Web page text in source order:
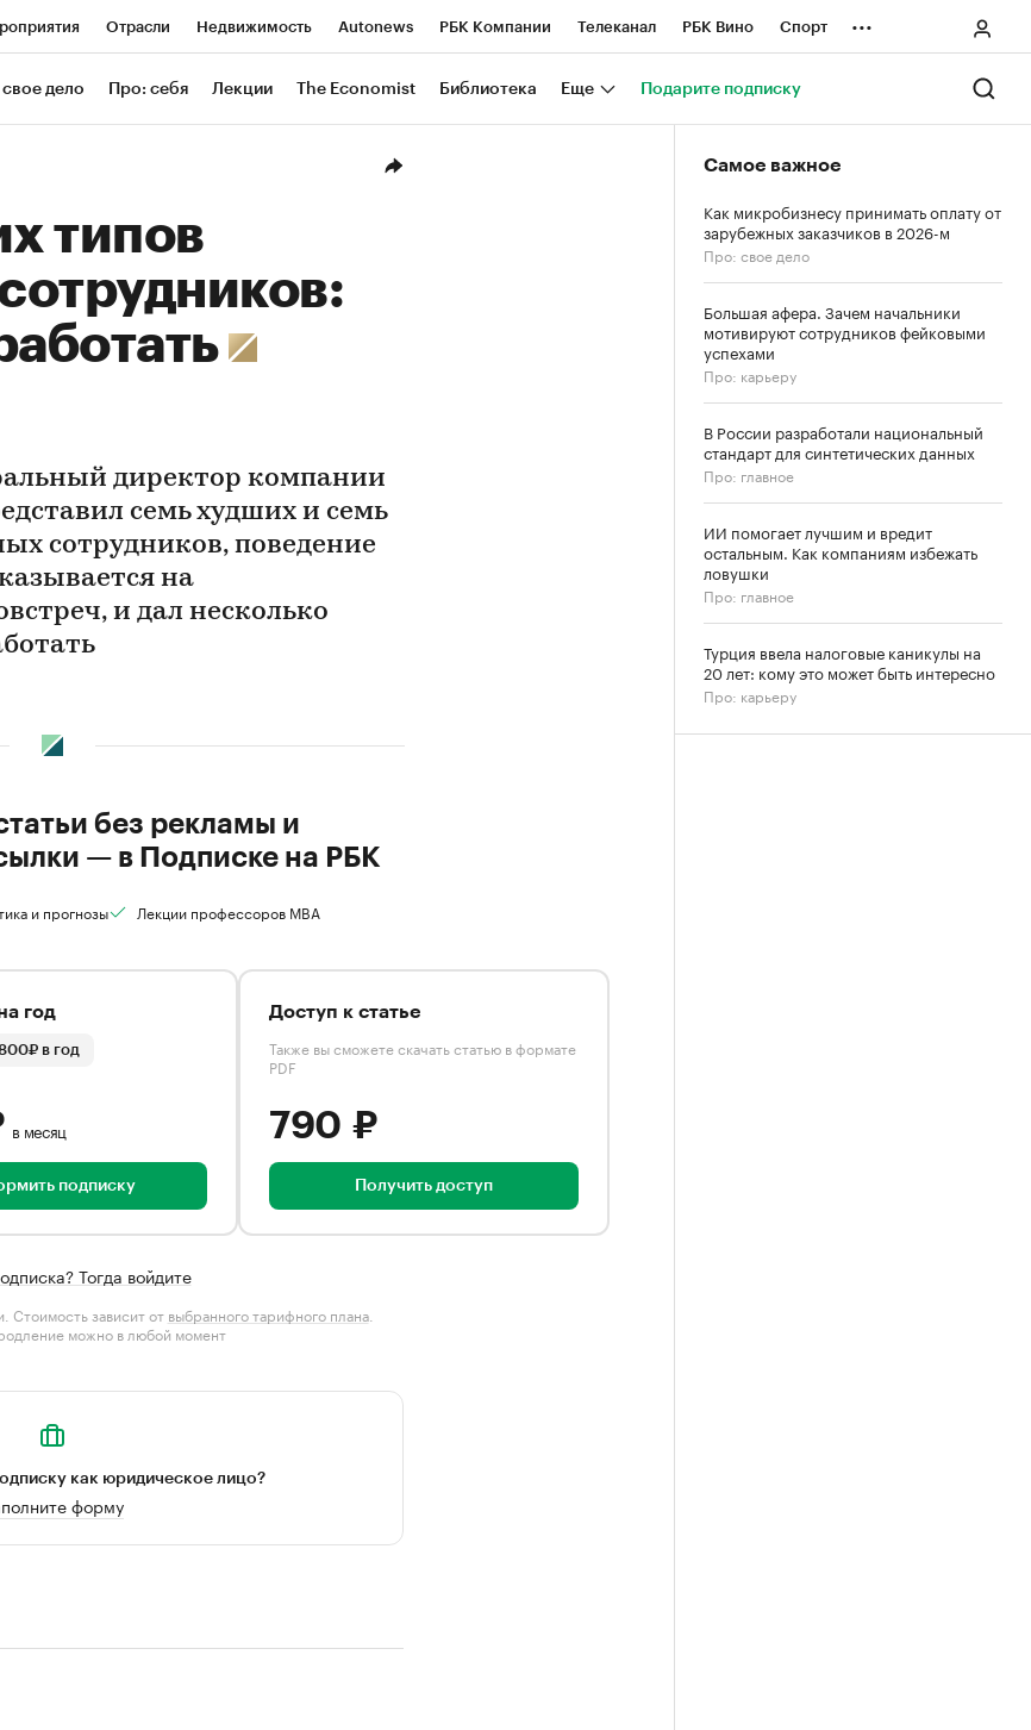
Отрасли Недвижимость Autonews РБК Компании Телеканал РБК Вино Спорт
РБК Life Тренды Визионеры Национальные проекты Город
...
дело Про: себя Лекции The Economist Библиотека Еще Подарите подписку
типов
директор компании
семь худших и семь
сотрудников, поведение
на
и дал несколько
без рекламы и
— в Подписке на РБК
и прогнозы Лекции профессоров MBA
год
в год
в месяц
подписку
Доступ к статье
Также вы сможете скачать статью в формате
PDF
790 ₽
Получить доступ
Тогда войдите
Стоимость зависит от выбранного тарифного плана.
можно в любой момент
как юридическое лицо?
форму
Самое важное
Как микробизнесу принимать оплату от
зарубежных заказчиков в 2026-м
Про: свое дело
Большая афера. Зачем начальники
мотивируют сотрудников фейковыми
успехами
Про: карьеру
В России разработали национальный
стандарт для синтетических данных
Про: главное
ИИ помогает лучшим и вредит
остальным. Как компаниям избежать
ловушки
Про: главное
Турция ввела налоговые каникулы на
20 лет: кому это может быть интересно
Про: карьеру